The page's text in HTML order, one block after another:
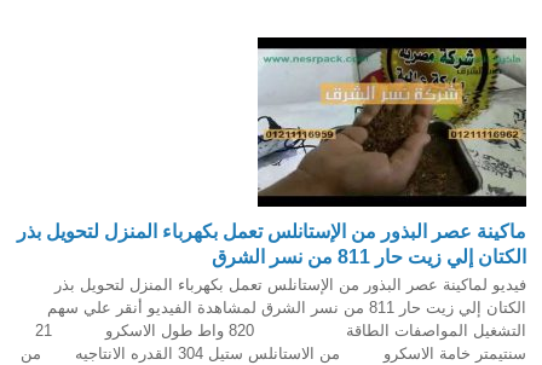
ماكينة عصر البذور من الإستانلس تعمل بكهرباء المنزل لتحويل بذر
الكتان إلي زيت حار 811 من نسر الشرق
فيديو لماكينة عصر البذور من الإستانلس تعمل بكهرباء المنزل لتحويل بذر
الكتان إلي زيت حار 811 من نسر الشرق لمشاهدة الفيديو أنقر علي سهم
التشغيل المواصفات الطاقة 820 واط طول الاسكرو 21
سنتيمتر خامة الاسكرو من الاستانلس ستيل 304 القدره الانتاجيه من